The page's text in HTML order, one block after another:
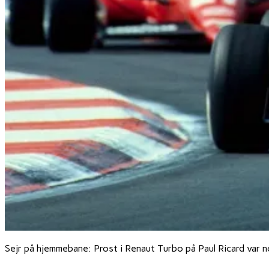
Sejr på hjemmebane: Prost i Renaut Turbo på Paul Ricard